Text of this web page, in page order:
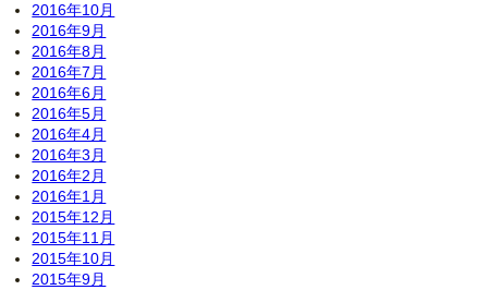
2016年10月
2016年9月
2016年8月
2016年7月
2016年6月
2016年5月
2016年4月
2016年3月
2016年2月
2016年1月
2015年12月
2015年11月
2015年10月
2015年9月